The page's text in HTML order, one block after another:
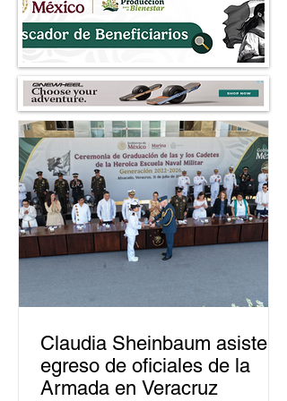
Claudia Sheinbaum asiste a
egreso de oficiales de la
Armada en Veracruz